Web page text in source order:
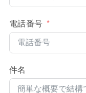
電話番号
件名